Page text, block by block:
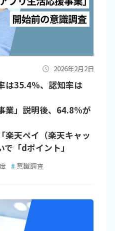
2026年2月2日
は35.4％、認知率は
業」説明後、64.8%が
楽天ペイ（楽天キャッ
「dポイント」
# 意識調査